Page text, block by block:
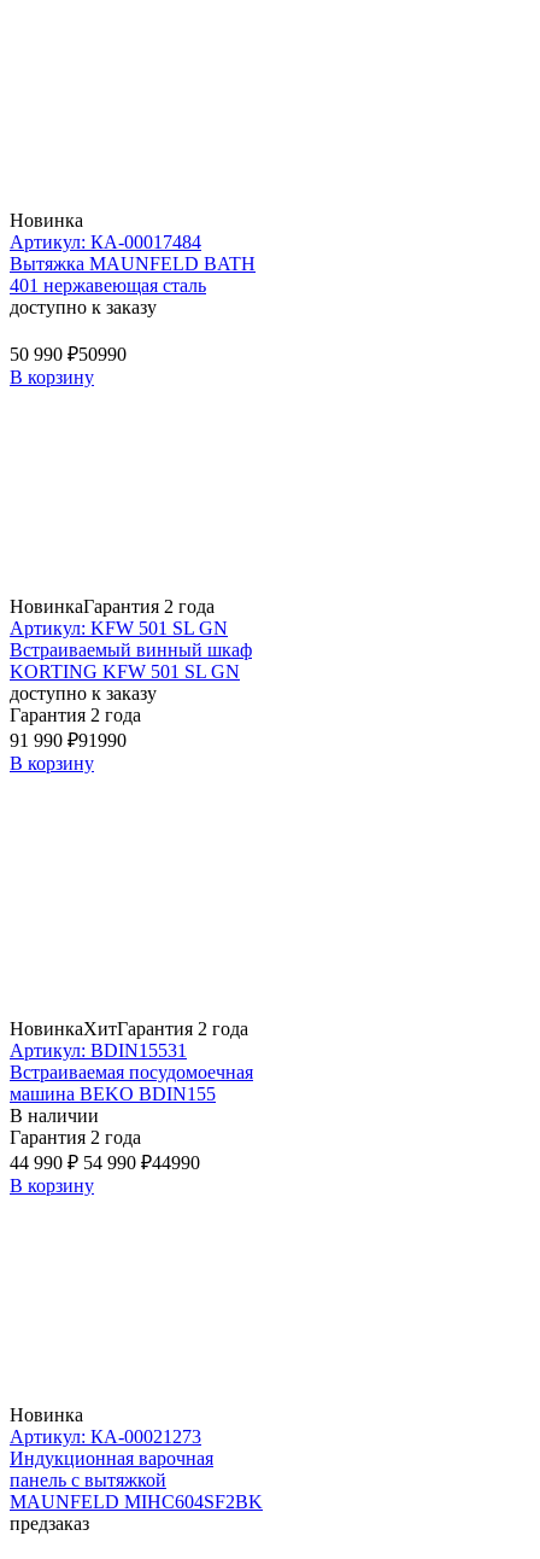
Новинка
Артикул: КА-00017484
Вытяжка MAUNFELD BATH
401 нержавеющая сталь
доступно к заказу
50 990 ₽50990
В корзину
НовинкаГарантия 2 года
Артикул: KFW 501 SL GN
Встраиваемый винный шкаф
KORTING KFW 501 SL GN
доступно к заказу
Гарантия 2 года
91 990 ₽91990
В корзину
НовинкаХитГарантия 2 года
Артикул: BDIN15531
Встраиваемая посудомоечная
машина BEKO BDIN155
В наличии
Гарантия 2 года
44 990 ₽ 54 990 ₽44990
В корзину
Новинка
Артикул: КА-00021273
Индукционная варочная
панель с вытяжкой
MAUNFELD MIHC604SF2BK
предзаказ